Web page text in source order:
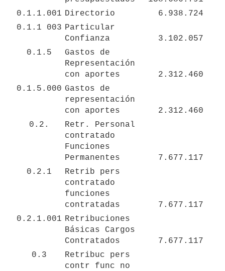
0.1.1.001 Directorio
6.938.724
0.1.1 003 Particular
Confianza
3.102.057
0.1.5
Gastos de
Representación
con aportes
2.312.460
0.1.5.000 Gastos de
representación
con aportes
2.312.460
0.2.
Retr. Personal
contratado
Funciones
Permanentes
7.677.117
0.2.1
Retrib pers
contratado
funciones
contratadas
7.677.117
0.2.1.001 Retribuciones
Básicas Cargos
Contratados
7.677.117
0.3
Retribuc pers
contr func no